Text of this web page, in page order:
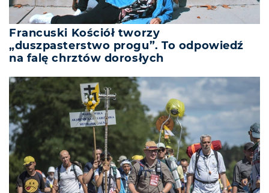
Francuski Kościół tworzy
„duszpasterstwo progu”. To odpowiedź
na falę chrztów dorosłych